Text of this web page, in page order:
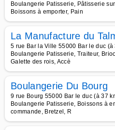
Boulangerie Patisserie, Pâtisserie
Boissons à emporter, Pain
La Manufacture du
5 rue Bar la Ville 55000 Bar le duc
Boulangerie Patisserie, Traiteur,
Galette des rois, Accè
Boulangerie Du Bourg
9 rue Bourg 55000 Bar le duc (à 37
Boulangerie Patisserie, Boissons à
commande, Bretzel, R